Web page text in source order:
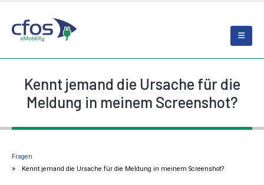
Kennt jemand die Ursache für die
Meldung in meinem Screenshot?
Fragen
Kennt jemand die Ursache für die Meldung in meinem Screenshot?